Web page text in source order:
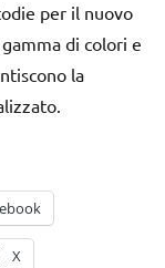
per il nuovo
di colori e
la
X